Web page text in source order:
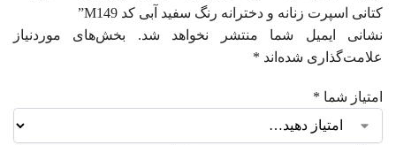
کتانی اسپرت زنانه و دخترانه رنگ سفید آبی کد M149”
نشانی ایمیل شما منتشر نخواهد شد.
بخش‌های موردنیاز
علامت‌گذاری شده‌اند *
امتیاز شما *